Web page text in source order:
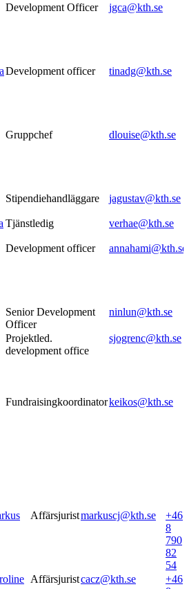
Development Officer jgca@kth.se
Development officer tinadg@kth.se
Gruppchef dlouise@kth.se
Stipendiehandläggare jagustav@kth.se
Tjänstledig verhae@kth.se
Development officer annahami@kth.se
Senior Development
Officer
ninlun@kth.se
Projektled.
development office
sjogrenc@kth.se
Fundraisingkoordinatorkeikos@kth.se
Affärsjuristmarkuscj@kth.se
+46
8
790
82
54
Affärsjuristcacz@kth.se
+46